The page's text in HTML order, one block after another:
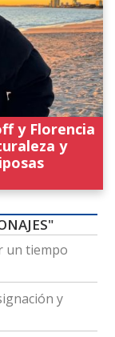
y Florencia
y
un tiempo
y